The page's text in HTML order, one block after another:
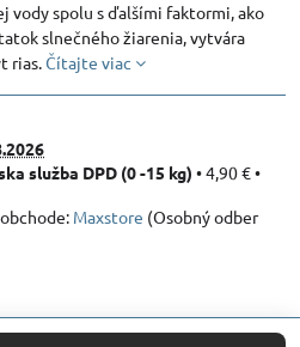
vody spolu s ďalšími faktormi, ako
slnečného žiarenia, vytvára
rias.Čítajte viac
služba DPD (0 -15 kg) •4,90 €•
Maxstore (Osobný odber